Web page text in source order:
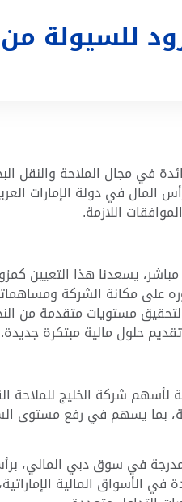
للسيولة من
في مجال الملاحة والنقل
في دولة الإمارات
اللازمة.
يسعدنا هذا التعيين
على مكانة الشركة
مستويات متقدمة من
حلول مالية مبتكرة جديدة.
شركة الخليج للملاحة
بما يسهم في رفع مستوى
في سوق دبي المالي،
في الأسواق المالية